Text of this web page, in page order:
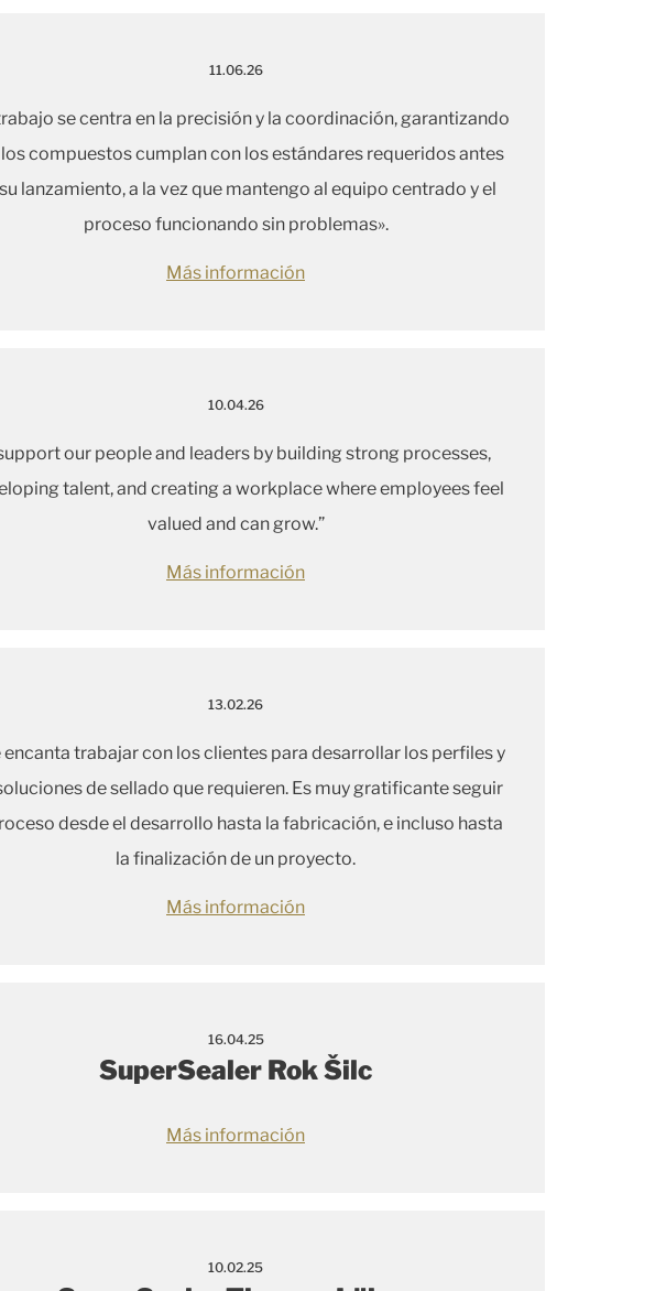
11.06.26
se centra en la precisión y la coordinación, garantizando
compuestos cumplan con los estándares requeridos antes
lanzamiento, a la vez que mantengo al equipo centrado y el
proceso funcionando sin problemas».
Más información
10.04.26
our people and leaders by building strong processes,
talent, and creating a workplace where employees feel
valued and can grow.”
Más información
13.02.26
encanta trabajar con los clientes para desarrollar los perfiles y
de sellado que requieren. Es muy gratificante seguir
desde el desarrollo hasta la fabricación, e incluso hasta
la finalización de un proyecto.
Más información
16.04.25
SuperSealer Rok Šilc
Más información
10.02.25